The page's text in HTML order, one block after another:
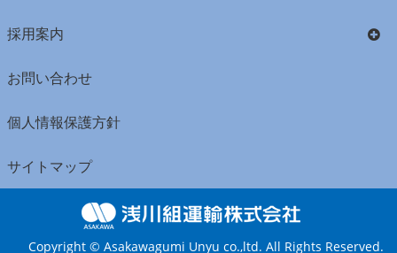
採用案内
お問い合わせ
個人情報保護方針
サイトマップ
Copyright © Asakawagumi Unyu co.,ltd. All Rights Reserved.